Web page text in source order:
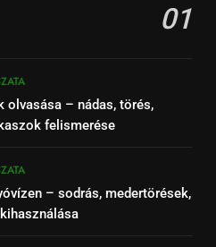
01
olvasása – nádas, törés,
felismerése
– sodrás, medertörések,